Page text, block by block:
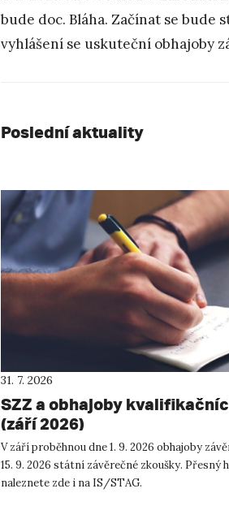
bude doc. Bláha. Začínat se bude
vyhlášení se uskuteční obhajoby
Poslední aktuality
31. 7. 2026
SZZ a obhajoby
(září 2026)
V září proběhnou dne 1. 9. 2026 obhajoby
15. 9. 2026 státní závěrečné zkoušky. Přesný
naleznete zde i na IS/STAG.